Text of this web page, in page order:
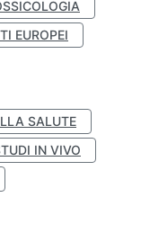
EUROPEI
SALUTE
IN VIVO